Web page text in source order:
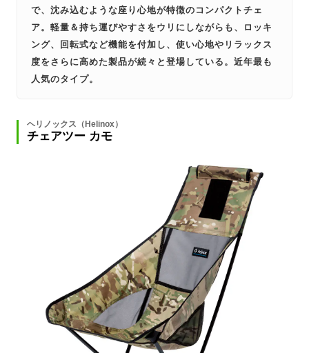
で、沈み込むような座り心地が特徴のコンパクトチェ
ア。軽量＆持ち運びやすさをウリにしながらも、ロッキ
ング、回転式など機能を付加し、使い心地やリラックス
度をさらに高めた製品が続々と登場している。近年最も
人気のタイプ。
ヘリノックス（Helinox）
チェアツー カモ